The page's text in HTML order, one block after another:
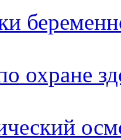
охране